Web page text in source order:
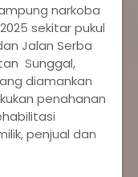
narkoba
sekitar pukul
Jalan Serba
Sunggal,
diamankan
penahanan
penjual dan